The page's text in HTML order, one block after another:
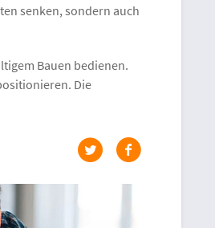
senken, sondern auch
Bauen bedienen.
Die